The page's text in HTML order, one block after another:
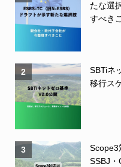
たな選
すべき
2
SBTiネ
移行ス
3
Scope3
SSBJ・